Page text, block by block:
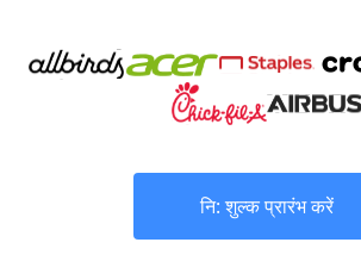
नि: शुल्क प्रारंभ करें